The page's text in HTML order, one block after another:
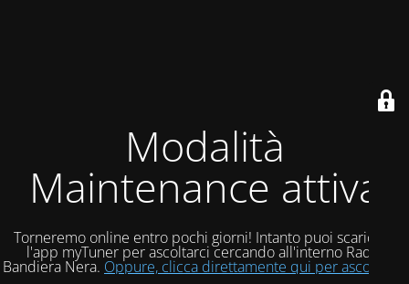
Modalità
Maintenance attiva
Torneremo online entro pochi giorni! Intanto puoi scaricare
l'app myTuner per ascoltarci cercando all'interno Radio
Bandiera Nera. Oppure, clicca direttamente qui per ascoltarci!